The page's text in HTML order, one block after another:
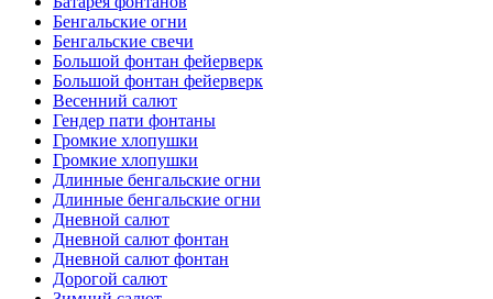
Бенгальские огни
Бенгальские свечи
Большой фонтан фейерверк
Большой фонтан фейерверк
Весенний салют
Гендер пати фонтаны
Громкие хлопушки
Громкие хлопушки
Длинные бенгальские огни
Длинные бенгальские огни
Дневной салют
Дневной салют фонтан
Дневной салют фонтан
Дорогой салют